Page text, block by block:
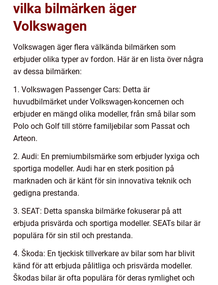
vilka bilmärken äger
Volkswagen
Volkswagen äger flera välkända bilmärken som
erbjuder olika typer av fordon. Här är en lista över några
av dessa bilmärken:
1. Volkswagen Passenger Cars: Detta är
huvudbilmärket under Volkswagen-koncernen och
erbjuder en mängd olika modeller, från små bilar som
Polo och Golf till större familjebilar som Passat och
Arteon.
2. Audi: En premiumbilsmärke som erbjuder lyxiga och
sportiga modeller. Audi har en sterk position på
marknaden och är känt för sin innovativa teknik och
gedigna prestanda.
3. SEAT: Detta spanska bilmärke fokuserar på att
erbjuda prisvärda och sportiga modeller. SEATs bilar är
populära för sin stil och prestanda.
4. Škoda: En tjeckisk tillverkare av bilar som har blivit
känd för att erbjuda pålitliga och prisvärda modeller.
Škodas bilar är ofta populära för deras rymlighet och